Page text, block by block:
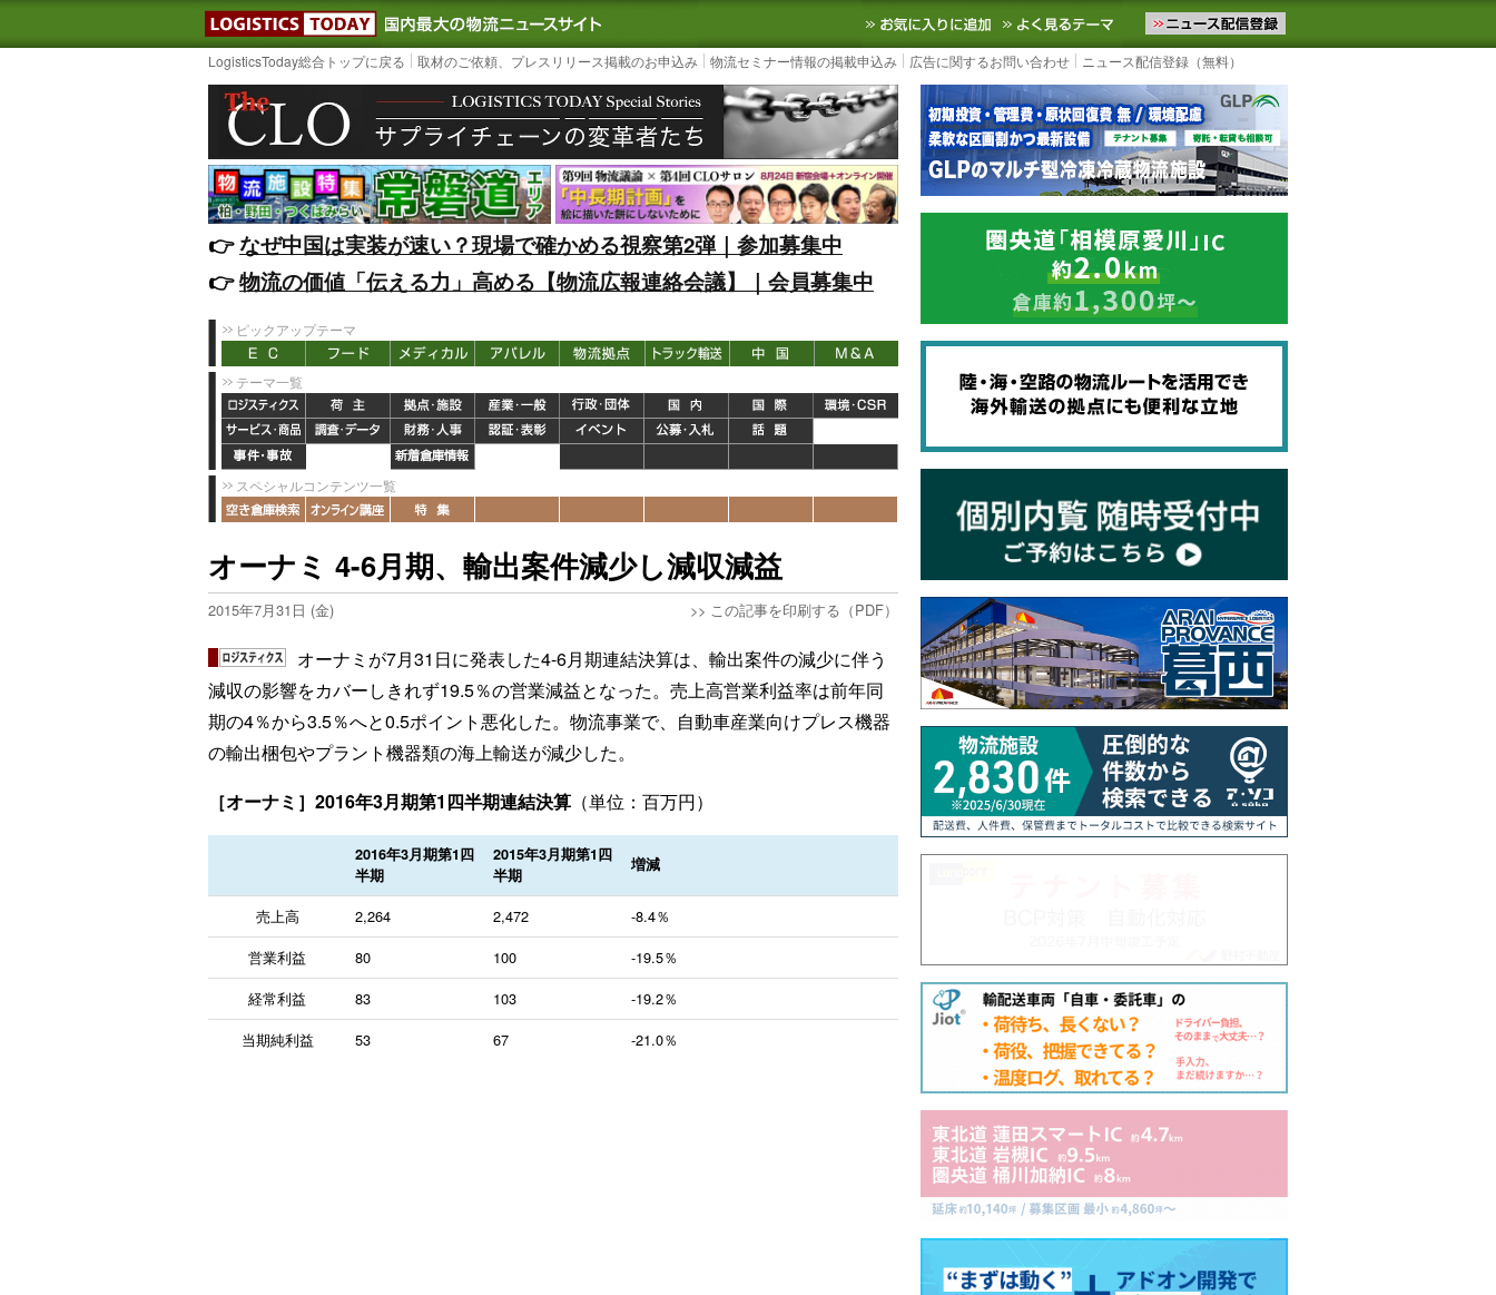
LOGISTICS TODAY｜国内最大の物流ニュースサイト3PL, SCMなど国内外の最新の物流ニュースをお届けします。物流ニュースメール配信を登録す
お気に入りに追加 よく見るテーマ
LogisticsToday総合トップに戻る 取材のご依頼、プレスリリース掲載のお申込み 物流セミナー情報の掲載申込み 広告に関するお問い合わせ ニュース配信登録（無料）
👉️なぜ中国は実装が速い？現場で確かめる視察第2弾｜参加募集中
👉️物流の価値「伝える力」高める【物流広報連絡会議】｜会員募集中
ピックアップテーマ
テーマ一覧
スペシャルコンテンツ一覧
オーナミ 4-6月期、輸出案件減少し減収減益
2015年7月31日 (金) >> この記事を印刷する（PDF）
オーナミが7月31日に発表した4-6月期連結決算は、輸出案件の減少に伴う
減収の影響をカバーしきれず19.5％の営業減益となった。売上高営業利益率は前年同
期の4％から3.5％へと0.5ポイント悪化した。物流事業で、自動車産業向けプレス機器
の輸出梱包やプラント機器類の海上輸送が減少した。
［オーナミ］2016年3月期第1四半期連結決算 （単位：百万円）
2016年3月期第1四
半期
2015年3月期第1四
半期
増減
売上高 2,264 2,472
-8.4％
営業利益
80 100
-19.5％
経常利益
83 103
-19.2％
当期純利益
53 67 -21.0％